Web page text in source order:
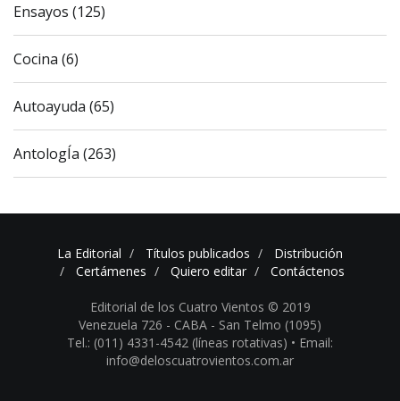
Ensayos (125)
Cocina (6)
Autoayuda (65)
AntologÍa (263)
La Editorial Títulos publicados
Distribución
Certámenes
Quiero editar Contáctenos
Editorial de los Cuatro Vientos © 2019
Venezuela 726 - CABA - San Telmo (1095)
Tel.: (011) 4331-4542 (líneas rotativas) • Email:
info@deloscuatrovientos.com.ar